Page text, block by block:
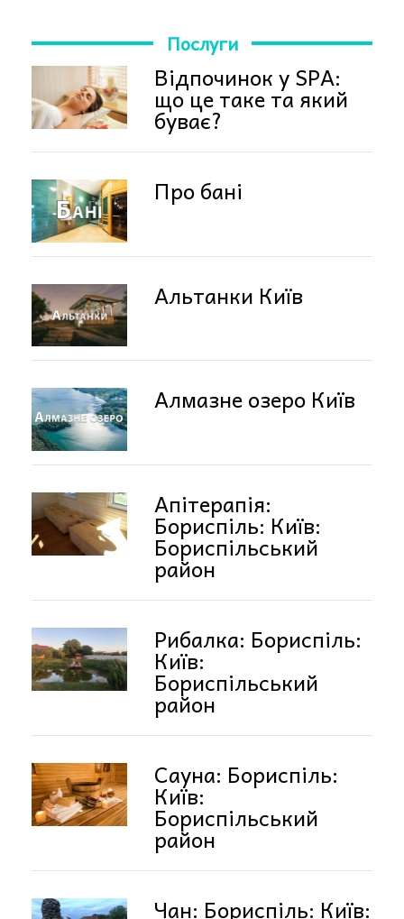
Послуги
Відпочинок у SPA:
що це таке та який
буває?
Про бані
Альтанки Київ
Алмазне озеро Київ
Апітерапія:
Бориспіль: Київ:
Бориспільський
район
Рибалка: Бориспіль:
Київ:
Бориспільський
район
Сауна: Бориспіль:
Київ:
Бориспільський
район
Чан: Бориспіль: Київ: